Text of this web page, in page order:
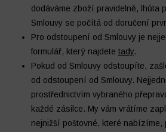
dodáváme zboží pravidelně, lhůta
Smlouvy se počítá od doručení
Pro odstoupení od Smlouvy je
formulář, který najdete tady.
Pokud od Smlouvy odstoupíte,
od odstoupení od Smlouvy.
prostřednictvím vybraného
každé zásilce. My vám vrátíme
nejnižší poštovné, které nabízíme,